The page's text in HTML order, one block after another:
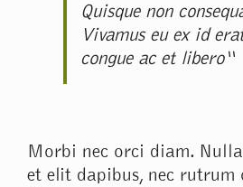
Quisque non
Vivamus eu ex id
congue ac et libero“
Morbi nec orci diam.
et elit dapibus, nec rutrum